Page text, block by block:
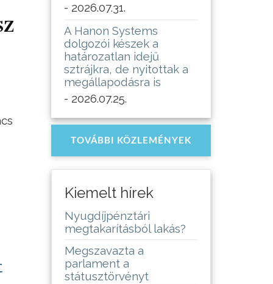
- 2026.07.31.
A Hanon Systems
dolgozói készek a
határozatlan idejű
sztrájkra, de nyitottak a
megállapodásra is
- 2026.07.25.
TOVÁBBI KÖZLEMÉNYEK
Kiemelt hírek
Nyugdíjpénztári
megtakarításból lakás?
Megszavazta a
parlament a
státusztörvényt